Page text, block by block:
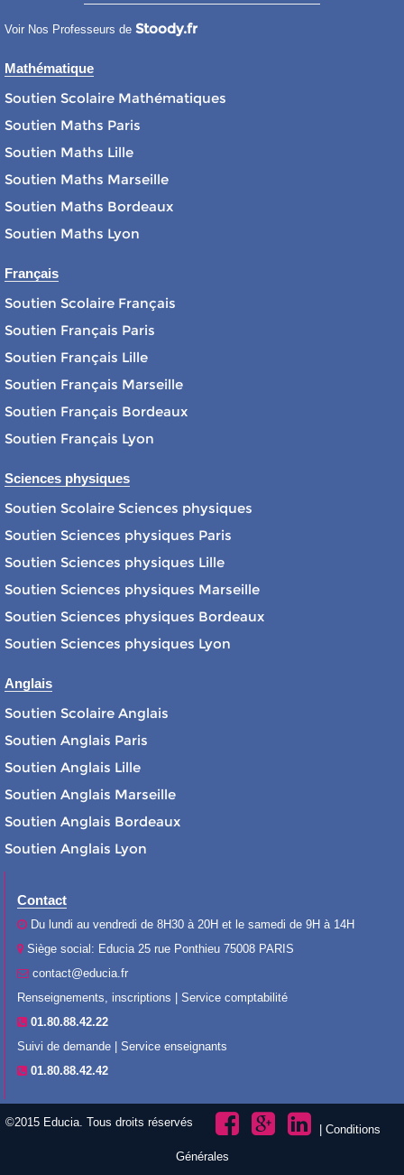
Voir Nos Professeurs de Stoody.fr
Mathématique
Soutien Scolaire Mathématiques
Soutien Maths Paris
Soutien Maths Lille
Soutien Maths Marseille
Soutien Maths Bordeaux
Soutien Maths Lyon
Français
Soutien Scolaire Français
Soutien Français Paris
Soutien Français Lille
Soutien Français Marseille
Soutien Français Bordeaux
Soutien Français Lyon
Sciences physiques
Soutien Scolaire Sciences physiques
Soutien Sciences physiques Paris
Soutien Sciences physiques Lille
Soutien Sciences physiques Marseille
Soutien Sciences physiques Bordeaux
Soutien Sciences physiques Lyon
Anglais
Soutien Scolaire Anglais
Soutien Anglais Paris
Soutien Anglais Lille
Soutien Anglais Marseille
Soutien Anglais Bordeaux
Soutien Anglais Lyon
Contact
Du lundi au vendredi de 8H30 à 20H et le samedi de 9H à 14H
Siège social: Educia 25 rue Ponthieu 75008 PARIS
contact@educia.fr
Renseignements, inscriptions | Service comptabilité
01.80.88.42.22
Suivi de demande | Service enseignants
01.80.88.42.42
©2015 Educia. Tous droits réservés
Conditions
Générales